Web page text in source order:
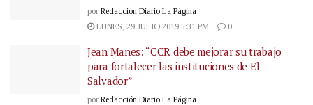
por Redacción Diario La Página
LUNES, 29 JULIO 2019 5:31 PM
0
Jean Manes: “CCR debe mejorar su trabajo
para fortalecer las instituciones de El
Salvador”
por Redacción Diario La Página